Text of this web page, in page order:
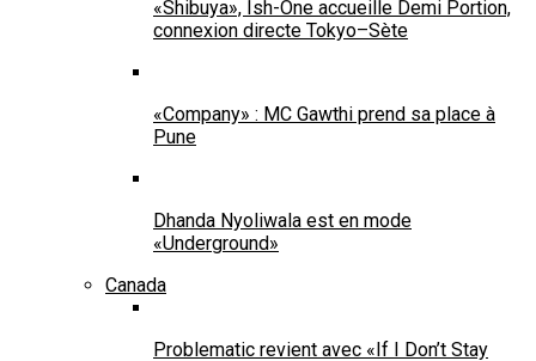
«Shibuya», Ish-One accueille Demi Portion,
connexion directe Tokyo–Sète
«Company» : MC Gawthi prend sa place à
Pune
Dhanda Nyoliwala est en mode
«Underground»
Canada
Problematic revient avec «If I Don’t Stay